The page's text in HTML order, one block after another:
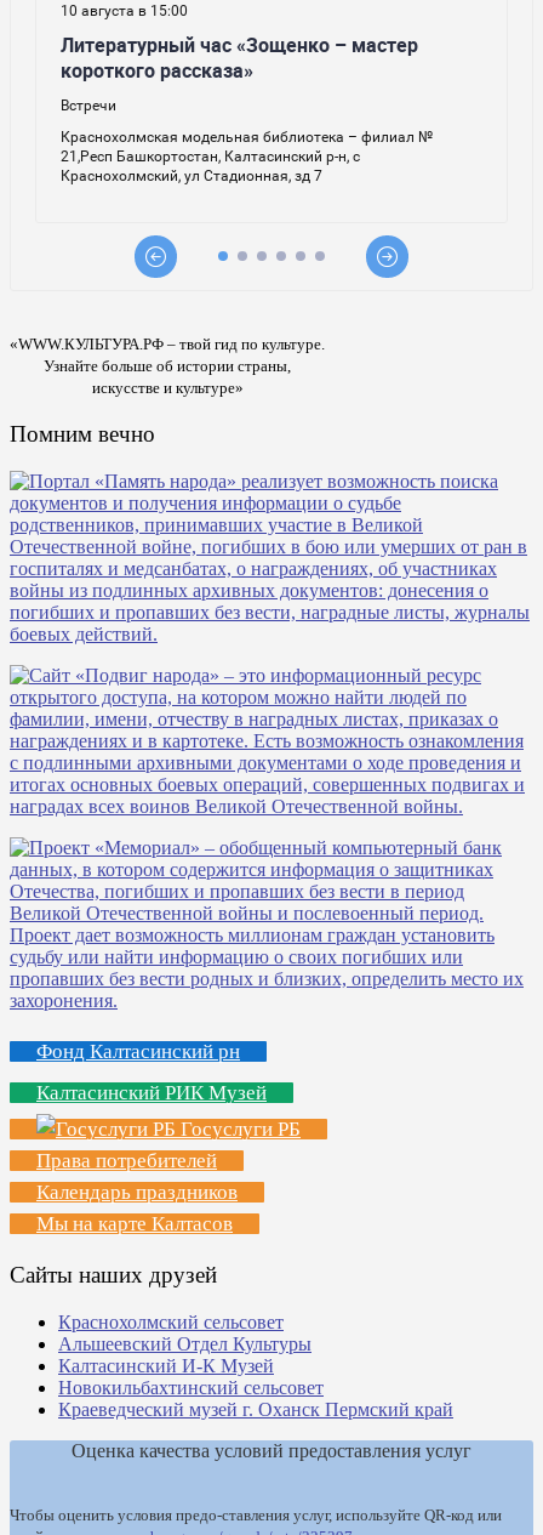
«WWW.КУЛЬТУРА.РФ – твой гид по культуре.
Узнайте больше об истории страны,
искусстве и культуре»
Помним вечно
Фонд Калтасинский рн
Калтасинский РИК Музей
Госуслуги РБ
Права потребителей
Календарь праздников
Мы на карте Калтасов
Сайты наших друзей
Краснохолмский сельсовет
Альшеевский Отдел Культуры
Калтасинский И-К Музей
Новокильбахтинский сельсовет
Краеведческий музей г. Оханск Пермский край
Оценка качества условий предоставления услуг
Чтобы оценить условия предо-ставления услуг, используйте QR-код или